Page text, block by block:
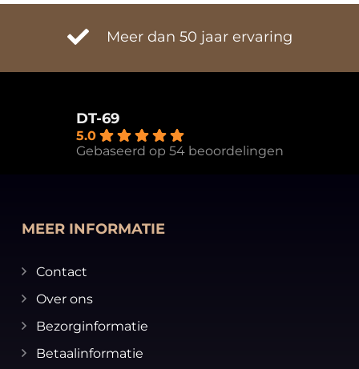
Meer dan 50 jaar ervaring
DT-69
5.0
Gebaseerd op 54 beoordelingen
MEER INFORMATIE
Contact
Over ons
Bezorginformatie
Betaalinformatie